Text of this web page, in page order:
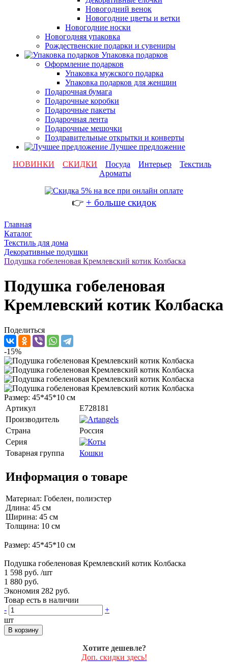
Новогодний венок
Новогодние цветы и ветки
Новогодние носки
Новогодняя упаковка
Рождественские подарки и сувениры
Упаковка подарков
Оформление подарков
Упаковка мужского подарка
Упаковка подарков для женщин
Подарочная бумага
Подарочные коробки
Подарочные пакеты
Подарочная лента
Подарочные мешочки
Поздравительные открытки и конверты
Лучшее предложение
НОВИНКИ
СКИДКИ Посуда Интерьер
Текстиль
Ароматы
👉 + больше скидок
Главная
Каталог
Текстиль для дома
Декоративные подушки
Подушка гобеленовая Кремлевский котик Колбаска
Подушка гобеленовая
Кремлевский котик Колбаска
Поделиться
-15%
Размер: 45*45*10 см
Артикул
E728181
Производитель
Страна
Россия
Серия
Товарная группа
Кошки
Информация о товаре
Материал: Гобелен, полиэстер
Длина: 45 см
Ширина: 45 см
Толщина: 10 см
Размер: 45*45*10 см
Подушка гобеленовая Кремлевский котик Колбаска
1 598 руб. /шт
1 880 руб.
Экономия 282 руб.
Товар есть в наличии
-
+
шт
В корзину
Хотите дешевле?
Доп. скидки здесь!